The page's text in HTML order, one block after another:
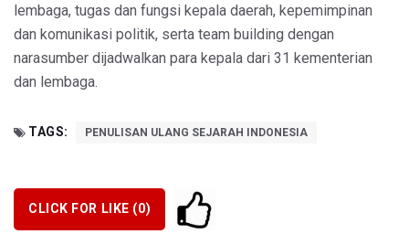
lembaga, tugas dan fungsi kepala daerah, kepemimpinan
dan komunikasi politik, serta team building dengan
narasumber dijadwalkan para kepala dari 31 kementerian
dan lembaga.
TAGS: PENULISAN ULANG SEJARAH INDONESIA
CLICK FOR LIKE (0)